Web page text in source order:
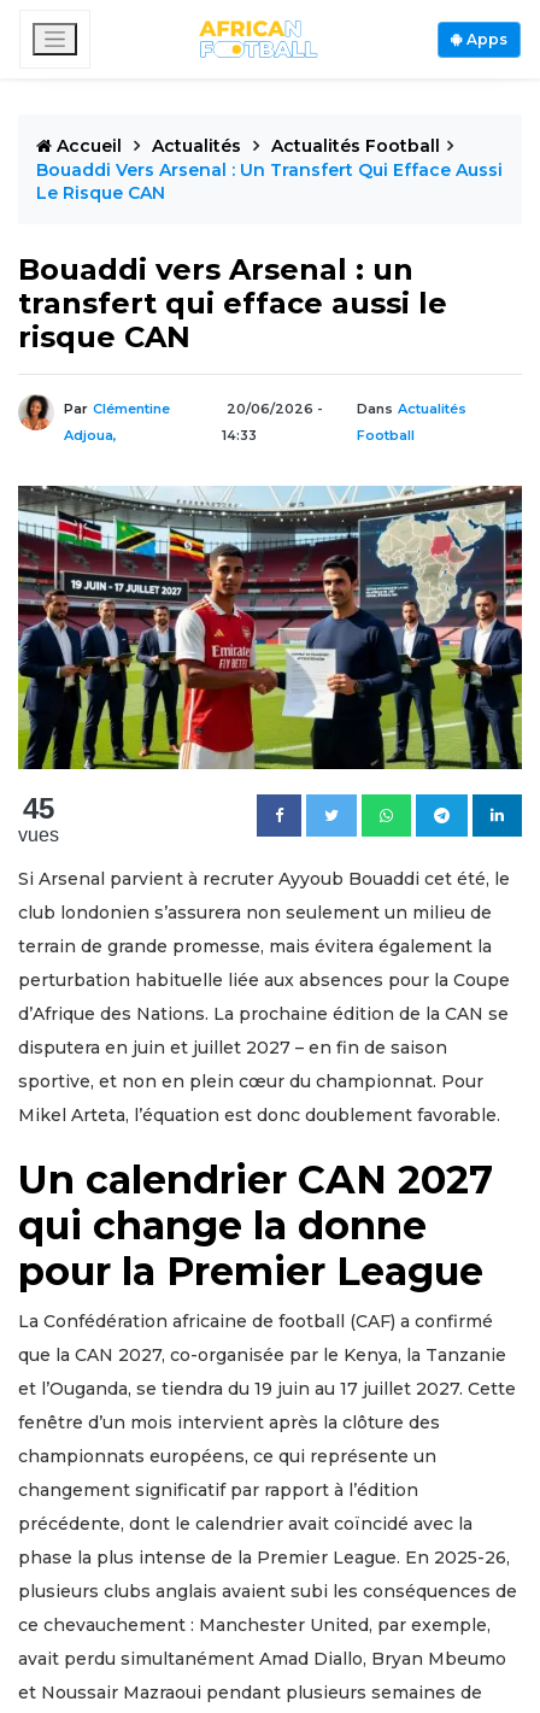
Apps
Accueil Actualités
Actualités Football
Bouaddi Vers Arsenal : Un Transfert Qui Efface Aussi
Le Risque CAN
Bouaddi vers Arsenal : un
transfert qui efface aussi le
risque CAN
Par Clémentine
Adjoua,
20/06/2026 -
14:33
Dans Actualités
Football
45
vues
Si Arsenal parvient à recruter Ayyoub Bouaddi cet été, le
club londonien s’assurera non seulement un milieu de
terrain de grande promesse, mais évitera également la
perturbation habituelle liée aux absences pour la Coupe
d’Afrique des Nations. La prochaine édition de la CAN se
disputera en juin et juillet 2027 – en fin de saison
sportive, et non en plein cœur du championnat. Pour
Mikel Arteta, l’équation est donc doublement favorable.
Un calendrier CAN 2027
qui change la donne
pour la Premier League
La Confédération africaine de football (CAF) a confirmé
que la CAN 2027, co-organisée par le Kenya, la Tanzanie
et l’Ouganda, se tiendra du 19 juin au 17 juillet 2027. Cette
fenêtre d’un mois intervient après la clôture des
championnats européens, ce qui représente un
changement significatif par rapport à l’édition
précédente, dont le calendrier avait coïncidé avec la
phase la plus intense de la Premier League. En 2025-26,
plusieurs clubs anglais avaient subi les conséquences de
ce chevauchement : Manchester United, par exemple,
avait perdu simultanément Amad Diallo, Bryan Mbeumo
et Noussair Mazraoui pendant plusieurs semaines de